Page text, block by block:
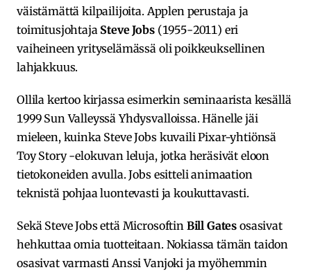
väistämättä kilpailijoita. Applen perustaja ja
toimitusjohtaja Steve Jobs(1955-2011) eri
vaiheineen yrityselämässä oli poikkeuksellinen
lahjakkuus.
Ollila kertoo kirjassa esimerkin seminaarista kesällä
1999 Sun Valleyssä Yhdysvalloissa. Hänelle jäi
mieleen, kuinka Steve Jobs kuvaili Pixar-yhtiönsä
Toy Story -elokuvan leluja, jotka heräsivät eloon
tietokoneiden avulla. Jobs esitteli animaation
teknistä pohjaa luontevasti ja koukuttavasti.
Sekä Steve Jobs että Microsoftin Bill Gates osasivat
hehkuttaa omia tuotteitaan. Nokiassa tämän taidon
osasivat varmasti Anssi Vanjoki ja myöhemmin